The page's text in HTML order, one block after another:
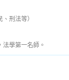
刑法等）
學第一名師。